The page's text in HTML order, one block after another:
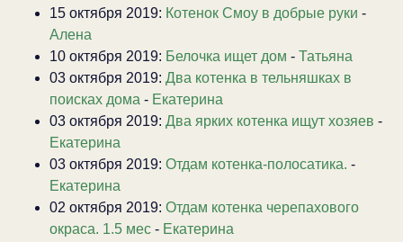
15 октября 2019: Котенок Смоу в добрые руки -
Алена
10 октября 2019: Белочка ищет дом - Татьяна
03 октября 2019: Два котенка в тельняшках в
поисках дома - Екатерина
03 октября 2019: Два ярких котенка ищут хозяев -
Екатерина
03 октября 2019: Отдам котенка-полосатика. -
Екатерина
02 октября 2019: Отдам котенка черепахового
окраса. 1.5 мес - Екатерина